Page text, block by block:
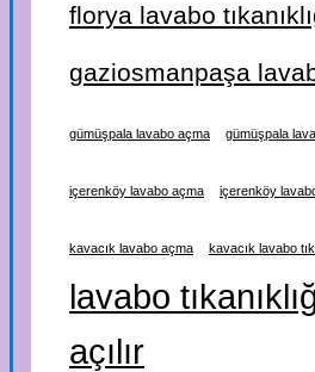
florya lavabo
gaziosmanpaşa
gümüşpala lavabo açma gümüşpala
içerenköy lavabo açma içerenköy
kavacık lavabo açma kavacık lavabo
lavabo
açılır